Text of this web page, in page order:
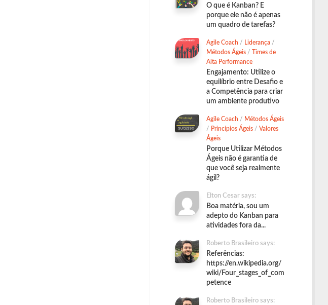
O que é Kanban? E
porque ele não é apenas
um quadro de tarefas?
Agile Coach / Liderança /
Métodos Ágeis / Times de
Alta Performance
Engajamento: Utilize o
equilíbrio entre Desafio e
a Competência para criar
um ambiente produtivo
Agile Coach / Métodos Ágeis
/ Princípios Ágeis / Valores
Ágeis
Porque Utilizar Métodos
Ágeis não é garantia de
que você seja realmente
ágil?
Elton Cesar says:
Boa matéria, sou um
adepto do Kanban para
atividades fora da...
Roberto Brasileiro says:
Referências:
https://en.wikipedia.org/
wiki/Four_stages_of_com
petence
Roberto Brasileiro says: